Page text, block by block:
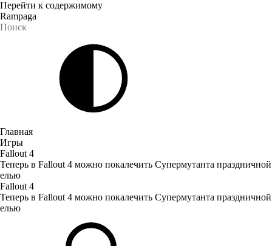
Перейти к содержимому
Rampaga
Главная
Игры
Fallout 4
Теперь в Fallout 4 можно покалечить Супермутанта праздничной
елью
Fallout 4
Теперь в Fallout 4 можно покалечить Супермутанта праздничной
елью